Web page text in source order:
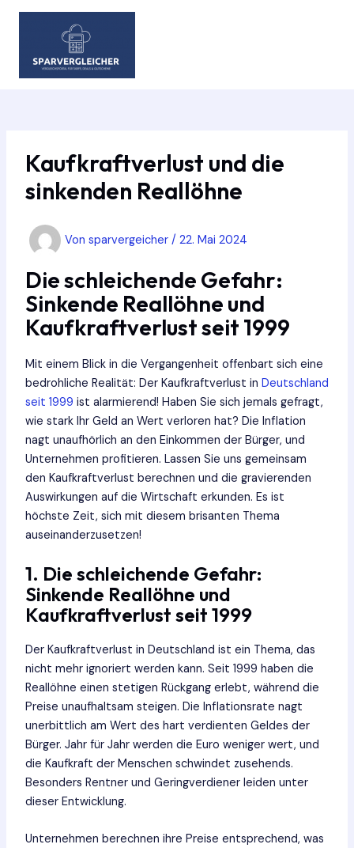
Zum
Kaufkraftverlust und die
sinkenden Reallöhne
Von sparvergeicher / 22. Mai 2024
Die schleichende Gefahr:
Sinkende Reallöhne und
Kaufkraftverlust seit 1999
Mit einem Blick in die Vergangenheit offenbart sich eine
bedrohliche Realität: Der Kaufkraftverlust in Deutschland
seit 1999 ist alarmierend! Haben Sie sich jemals gefragt,
wie stark Ihr Geld an Wert verloren hat? Die Inflation
nagt unaufhörlich an den Einkommen der Bürger, und
Unternehmen profitieren. Lassen Sie uns gemeinsam
den Kaufkraftverlust berechnen und die gravierenden
Auswirkungen auf die Wirtschaft erkunden. Es ist
höchste Zeit, sich mit diesem brisanten Thema
auseinanderzusetzen!
1. Die schleichende Gefahr:
Sinkende Reallöhne und
Kaufkraftverlust seit 1999
Der Kaufkraftverlust in Deutschland ist ein Thema, das
nicht mehr ignoriert werden kann. Seit 1999 haben die
Reallöhne einen stetigen Rückgang erlebt, während die
Preise unaufhaltsam steigen. Die Inflationsrate nagt
unerbittlich am Wert des hart verdienten Geldes der
Bürger. Jahr für Jahr werden die Euro weniger wert, und
die Kaufkraft der Menschen schwindet zusehends.
Besonders Rentner und Geringverdiener leiden unter
dieser Entwicklung.
Unternehmen berechnen ihre Preise entsprechend, was